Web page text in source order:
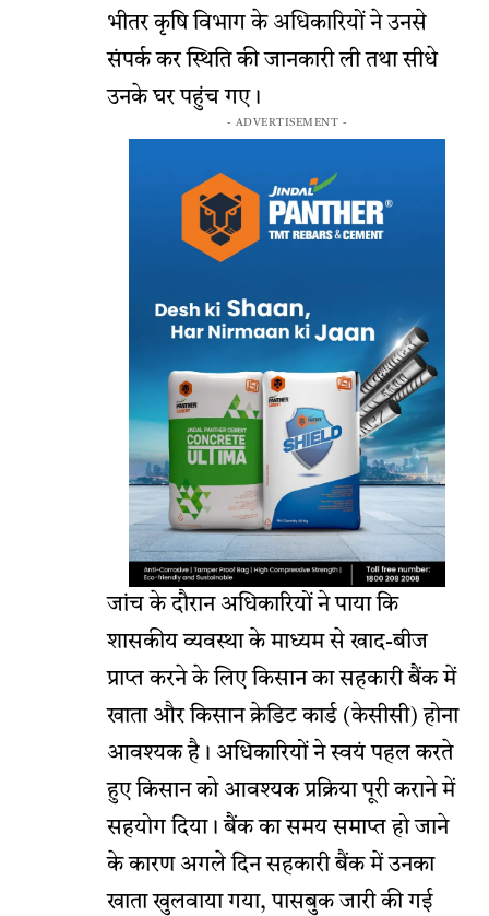
भीतर कृषि विभाग के अधिकारियों ने उनसे
संपर्क कर स्थिति की जानकारी ली तथा सीधे
उनके घर पहुंच गए।
- ADVERTISEMENT -
जांच के दौरान अधिकारियों ने पाया कि
शासकीय व्यवस्था के माध्यम से खाद-बीज
प्राप्त करने के लिए किसान का सहकारी बैंक में
खाता और किसान क्रेडिट कार्ड (केसीसी) होना
आवश्यक है। अधिकारियों ने स्वयं पहल करते
हुए किसान को आवश्यक प्रक्रिया पूरी कराने में
सहयोग दिया। बैंक का समय समाप्त हो जाने
के कारण अगले दिन सहकारी बैंक में उनका
खाता खुलवाया गया, पासबुक जारी की गई